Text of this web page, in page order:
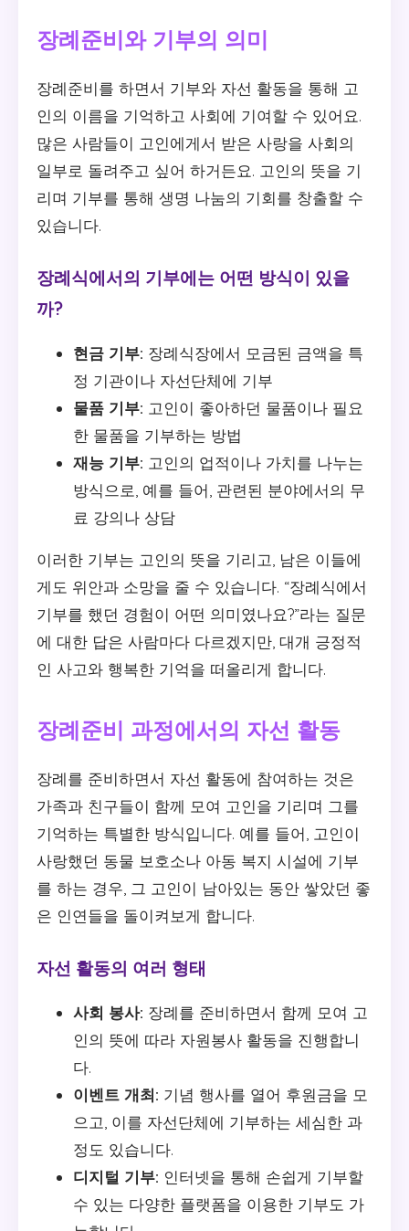
장례준비와 기부의 의미
장례준비를 하면서 기부와 자선 활동을 통해 고
인의 이름을 기억하고 사회에 기여할 수 있어요.
많은 사람들이 고인에게서 받은 사랑을 사회의
일부로 돌려주고 싶어 하거든요. 고인의 뜻을 기
리며 기부를 통해 생명 나눔의 기회를 창출할 수
있습니다.
장례식에서의 기부에는 어떤 방식이 있을
까?
현금 기부: 장례식장에서 모금된 금액을 특
정 기관이나 자선단체에 기부
물품 기부: 고인이 좋아하던 물품이나 필요
한 물품을 기부하는 방법
재능 기부: 고인의 업적이나 가치를 나누는
방식으로, 예를 들어, 관련된 분야에서의 무
료 강의나 상담
이러한 기부는 고인의 뜻을 기리고, 남은 이들에
게도 위안과 소망을 줄 수 있습니다. “장례식에서
기부를 했던 경험이 어떤 의미였나요?”라는 질문
에 대한 답은 사람마다 다르겠지만, 대개 긍정적
인 사고와 행복한 기억을 떠올리게 합니다.
장례준비 과정에서의 자선 활동
장례를 준비하면서 자선 활동에 참여하는 것은
가족과 친구들이 함께 모여 고인을 기리며 그를
기억하는 특별한 방식입니다. 예를 들어, 고인이
사랑했던 동물 보호소나 아동 복지 시설에 기부
를 하는 경우, 그 고인이 남아있는 동안 쌓았던 좋
은 인연들을 돌이켜보게 합니다.
자선 활동의 여러 형태
사회 봉사: 장례를 준비하면서 함께 모여 고
인의 뜻에 따라 자원봉사 활동을 진행합니
다.
이벤트 개최: 기념 행사를 열어 후원금을 모
으고, 이를 자선단체에 기부하는 세심한 과
정도 있습니다.
디지털 기부: 인터넷을 통해 손쉽게 기부할
수 있는 다양한 플랫폼을 이용한 기부도 가